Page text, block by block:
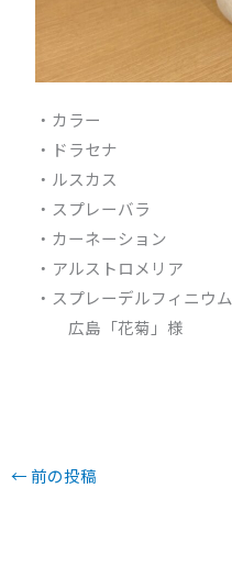
・カラー
・ドラセナ
・ルスカス
・スプレーバラ
・カーネーション
・アルストロメリア
・スプレーデルフィニウム
広島「花菊」様
← 前の投稿